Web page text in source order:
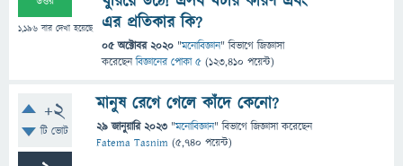
1,196 বার দেখা হয়েছে
এর প্রতিকার কি?
05 অক্টোবর 2020 "মনোবিজ্ঞান" বিভাগে জিজ্ঞাসা
করেছেনবিজ্ঞানের পোকা ৫ (123,410 পয়েন্ট)
+2
টি ভোট
মানুষ রেগে গেলে কাঁদে কেনো?
29 জানুয়ারি 2023 "মনোবিজ্ঞান" বিভাগে জিজ্ঞাসাকরেছেন
Fatema Tasnim (5,740 পয়েন্ট)